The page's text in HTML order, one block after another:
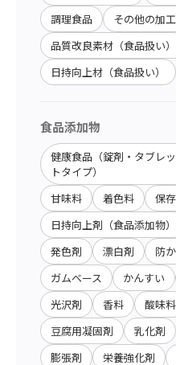
調理食品 その他の加
品質改良素材（食品扱い）
日持向上材（食品扱い）
食品添加物
健康食品（錠剤・タブレ
トタイプ）
甘味料 着色料 保
日持向上剤（食品添加物）
発色剤 漂白剤 防
ガムベース かんすい
光沢剤 香料 酸味料
豆腐用凝固剤 乳化剤
膨張剤 栄養強化剤